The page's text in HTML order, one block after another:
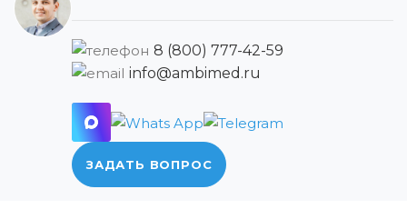
8 (800) 777-42-59
info@ambimed.ru
ЗАДАТЬ ВОПРОС